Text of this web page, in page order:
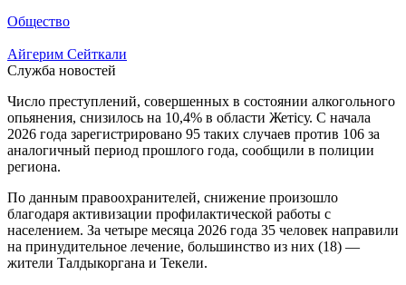
Общество
Айгерим Сейткали
Служба новостей
Число преступлений, совершенных в состоянии алкогольного
опьянения, снизилось на 10,4% в области Жетісу. С начала
2026 года зарегистрировано 95 таких случаев против 106 за
аналогичный период прошлого года, сообщили в полиции
региона.
По данным правоохранителей, снижение произошло
благодаря активизации профилактической работы с
населением. За четыре месяца 2026 года 35 человек направили
на принудительное лечение, большинство из них (18) —
жители Талдыкоргана и Текели.